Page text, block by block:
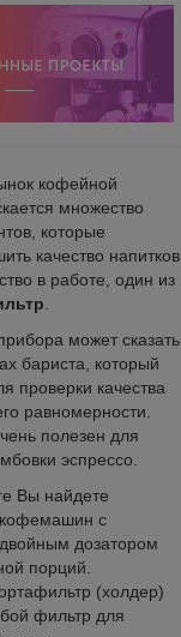
кофейной
множество
которые
качество напитков
в работе, один из
может сказать
бариста, который
проверки качества
равномерности.
полезен для
эспрессо.
Вы найдете
с
дозатором
порций.
(холдер)
фильтр для